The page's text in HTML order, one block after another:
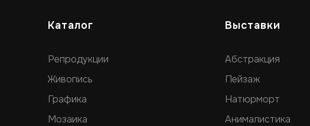
Каталог
Репродукции
Живопись
Графика
Мозаика
Выставки
Абстракция
Пейзаж
Натюрморт
Анималистика